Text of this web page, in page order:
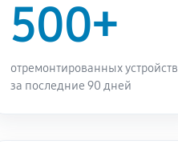
1620 руб
680 руб
500+
отремонтированных устройств
за последние 90 дней